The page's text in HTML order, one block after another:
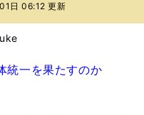
日 06:12 更新
統一を果たすのか